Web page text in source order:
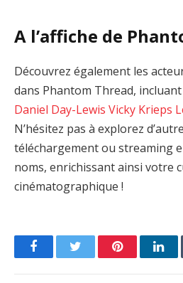
A l’affiche de
Découvrez également les
dans Phantom Thread,
Daniel Day-Lewis Vicky Krieps
N’hésitez pas à explorez
téléchargement ou streaming
noms, enrichissant ainsi votre
cinématographique !
FacebookTwitter Pinterest